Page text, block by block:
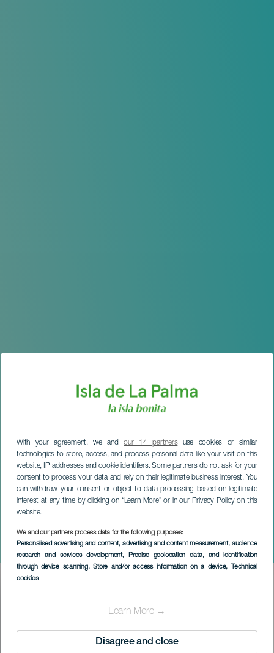
With your agreement, we andour 14 partnersuse cookies or similar
technologies to store, access, and process personal data like your visit on this
website, IP addresses and cookie identifiers. Some partners do not ask for your
consent to process your data and rely on their legitimate business interest. You
can withdraw your consent or object to data processing based on legitimate
interest at any time by clicking on “Learn More” or in our Privacy Policy on this
website.
We and our partners process data for the following purposes:
Personalised advertising and content, advertising and content measurement, audience
research and services development, Precise geolocation data, and identification
through device scanning, Store and/or access information on a device, Technical
cookies
Learn More →
Disagree and close
Jesteśmy tym, co jemy
LA PALMA
Imagen